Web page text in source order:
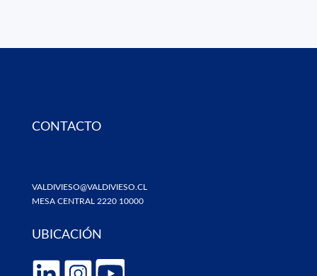
CONTACTO
VALDIVIESO@VALDIVIESO.CL
MESA CENTRAL 2220 10000
UBICACIÓN